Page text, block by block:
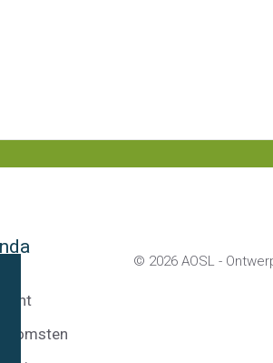
© 2026 AOSL -